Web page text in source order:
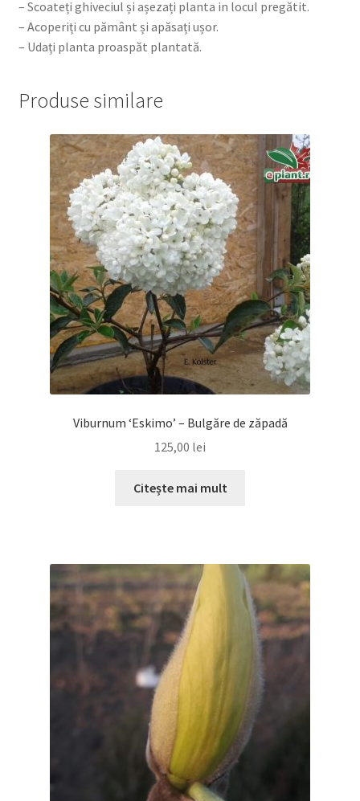
– Scoateți ghiveciul și așezați planta in locul pregătit.
– Acoperiți cu pământ și apăsați ușor.
– Udați planta proaspăt plantată.
Produse similare
Viburnum ‘Eskimo’ – Bulgăre de zăpadă
125,00 lei
Citește mai mult